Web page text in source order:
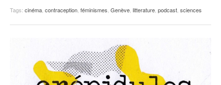
Tags: cinéma contraception féminismes Genève litterature podcast sciences